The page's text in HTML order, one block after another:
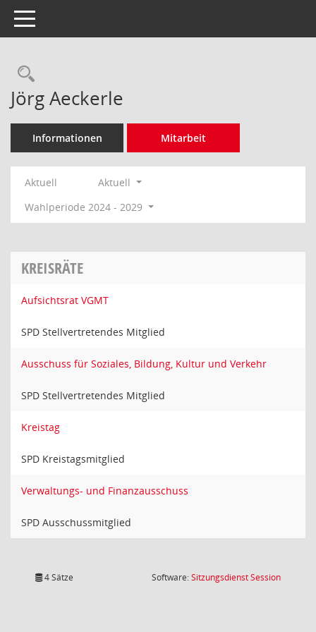
Toggle navigation
Rechercheauswahl
Jörg Aeckerle
Informationen Mitarbeit
Aktuell
Aktuell
Wahlperiode 2024 - 2029
KREISRÄTE
Aufsichtsrat VGMT
SPD Stellvertretendes Mitglied
Ausschuss für Soziales, Bildung, Kultur und Verkehr
SPD Stellvertretendes Mitglied
Kreistag
SPD Kreistagsmitglied
Verwaltungs- und Finanzausschuss
SPD Ausschussmitglied
4 Sätze Software:SitzungsdienstSession(Wird in